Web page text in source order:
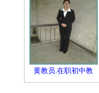
黄教员.在职初中教